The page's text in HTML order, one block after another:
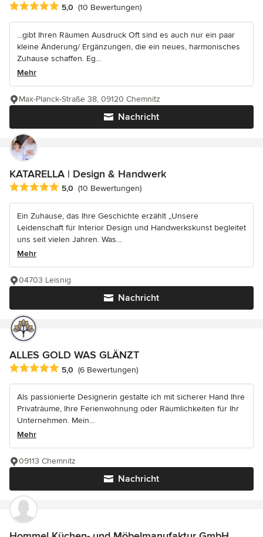
Durchschnittliche Bewertung: 5 von 5 Sternen
5,0 (10 Bewertungen)
...gibt Ihren Räumen Ausdruck Oft sind es auch nur ein paar
kleine Änderung/ Ergänzungen, die ein neues, harmonisches
Zuhause schaffen. Eg...
Mehr
Nachricht
Max-Planck-Straße 38, 09120 Chemnitz
KATARELLA | Design & Handwerk
Durchschnittliche Bewertung: 5 von 5 Sternen
5,0 (10 Bewertungen)
Ein Zuhause, das Ihre Geschichte erzählt „Unsere
Leidenschaft für Interior Design und Handwerkskunst begleitet
uns seit vielen Jahren. Was...
Mehr
Nachricht
04703 Leisnig
ALLES GOLD WAS GLÄNZT
Durchschnittliche Bewertung: 5 von 5 Sternen
5,0 (6 Bewertungen)
Als passionierte Designerin gestalte ich mit sicherer Hand Ihre
Privaträume, Ihre Ferienwohnung oder Räumlichkeiten für Ihr
Unternehmen. Mein...
Mehr
Nachricht
09113 Chemnitz